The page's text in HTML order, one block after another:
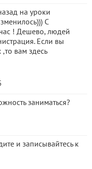
на уроки
С
! Дешево, людей
Если вы
вам здесь
заниматься?
и записывайтесь к